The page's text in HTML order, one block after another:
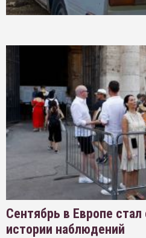
Сентябрь в Европе
истории наблюдений